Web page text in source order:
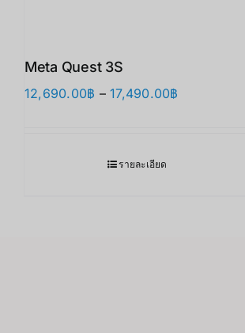
Meta Quest 3S
12,690.00฿ – 17,490.00฿
รายละเอียด